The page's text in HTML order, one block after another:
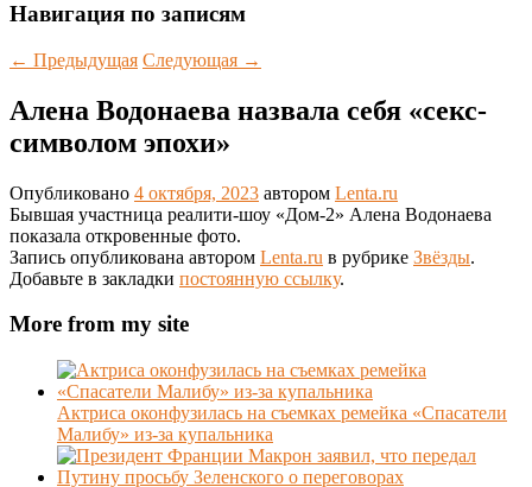
Навигация по записям
← Предыдущая Следующая →
Алена Водонаева назвала себя «секс-
символом эпохи»
Опубликовано 4 октября, 2023 автором Lenta.ru
Бывшая участница реалити-шоу «Дом-2» Алена Водонаева
показала откровенные фото.
Запись опубликована автором Lenta.ru в рубрике Звёзды.
Добавьте в закладки постоянную ссылку.
More from my site
Актриса оконфузилась на съемках ремейка «Спасатели
Малибу» из-за купальника